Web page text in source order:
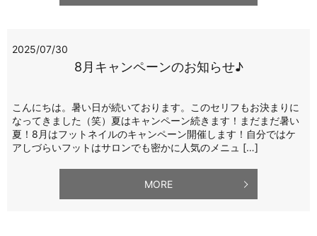
2025/07/30
8月キャンペーンのお知らせ♪
こんにちは。暑い日が続いております。このセリフもお決まりに
なってきました（笑）夏はキャンペーン続きます！まだまだ暑い
夏！8月はフットネイルのキャンペーン開催します！自分ではケ
アしづらいフットはサロンでも密かに人気のメニュ […]
MORE